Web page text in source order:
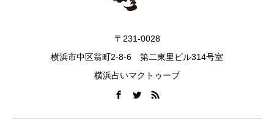
〒231-0028
横浜市中区翁町2-8-6 第二東里ビル314号室
横浜占いマクトゥーブ